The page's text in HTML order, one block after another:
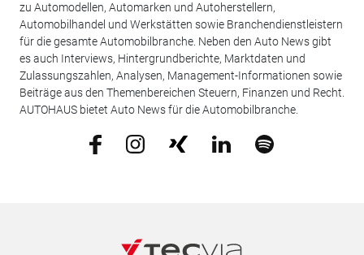
zu Automodellen, Automarken und Autoherstellern,
Automobilhandel und Werkstätten sowie Branchendienstleistern
für die gesamte Automobilbranche. Neben den Auto News gibt
es auch Interviews, Hintergrundberichte, Marktdaten und
Zulassungszahlen, Analysen, Management-Informationen sowie
Beiträge aus den Themenbereichen Steuern, Finanzen und Recht.
AUTOHAUS bietet Auto News für die Automobilbranche.